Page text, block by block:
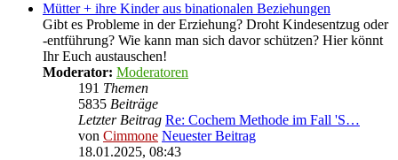
Mütter + ihre Kinder aus binationalen Beziehungen
Gibt es Probleme in der Erziehung? Droht Kindesentzug oder
-entführung? Wie kann man sich davor schützen? Hier könnt
Ihr Euch austauschen!
Moderator: Moderatoren
191 Themen
5835 Beiträge
Letzter Beitrag Re: Cochem Methode im Fall 'S…
von Cimmone Neuester Beitrag
18.01.2025, 08:43